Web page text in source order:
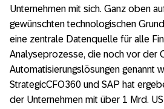
Unternehmen mit sich. Ganz oben
gewünschten technologischen
eine zentrale Datenquelle für alle
Analyseprozesse, die noch vor der
Automatisierungslösungen genannt
StrategicCFO360 und SAP hat
der Unternehmen mit über 1 Mrd.